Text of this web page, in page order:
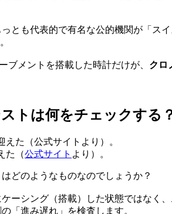
とも代表的で有名な公的機関が「スイ
ブメントを搭載した時計だけが、 クロ
トは何をチェックする
た（公式サイト より）。
どのようなものなのでしょうか？
ーシング（搭載）した状態ではなく
「進み遅れ」を検査します。